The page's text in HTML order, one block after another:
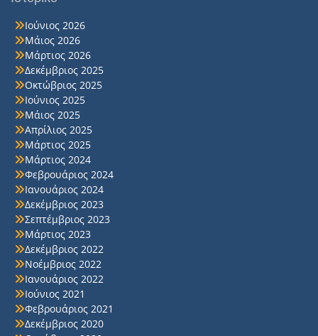
Ιούνιος 2026
Μάιος 2026
Μάρτιος 2026
Δεκέμβριος 2025
Οκτώβριος 2025
Ιούνιος 2025
Μάιος 2025
Απρίλιος 2025
Μάρτιος 2025
Μάρτιος 2024
Φεβρουάριος 2024
Ιανουάριος 2024
Δεκέμβριος 2023
Σεπτέμβριος 2023
Μάρτιος 2023
Δεκέμβριος 2022
Νοέμβριος 2022
Ιανουάριος 2022
Ιούνιος 2021
Φεβρουάριος 2021
Δεκέμβριος 2020